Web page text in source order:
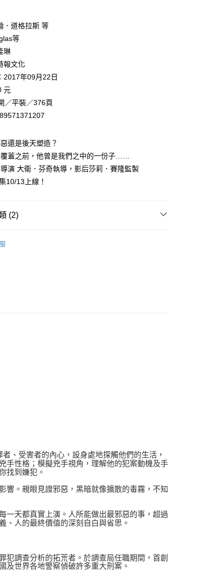
貨
滿NT$499(含以上)免運費
貨
NT$499(含以上)免運費
滿NT$499(含以上)免運費
．道格拉斯 等
等
琳
報文化
2017年09月22日
元
／平裝／376頁
還是後天塑造？
蓋之前，他曾是我們之中的一份子……
導演 大衛．芬奇執導，影后莎莉．賽隆監製
10/13上線！
(2)
、受害者的內心，設身處地探觸他們的生活，
手性格；模擬兇手視角，理解他的犯案動機及手
找到嫌犯。
響。親眼見證邪惡，黑暗就像擴散的毒霧，不知
一天都真實上演。人所能做出最邪惡的事，超過
、人的最終價值的深刻自白與省思。
犯調查分析的拓荒者。於調查局任職期間，首創
及世界各地警察偵破許多重大刑案。